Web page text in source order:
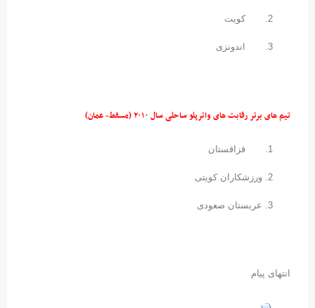
کویت
اندونزی
تیم های برتر رقابت های واترپلو ساحلی سال ۲۰۱۰ ( مسقط- عمان)
قزاقستان
ورزشکاران کویتی
عربستان صعودی
انتهای پیام